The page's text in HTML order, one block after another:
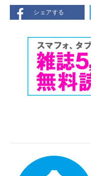
シェアする